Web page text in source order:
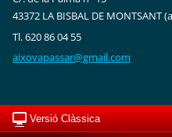
43372 LA BISBAL DE MONTSANT
Tl. 620 86 04 55
aixovapassar@gmail.com
Versió Clàssica